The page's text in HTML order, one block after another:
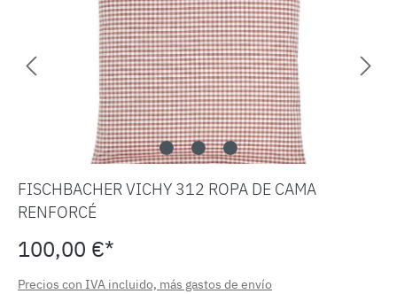
FISCHBACHER VICHY 312 ROPA DE CAMA
RENFORCÉ
100,00 €*
Precios con IVA incluido, más gastos de envío